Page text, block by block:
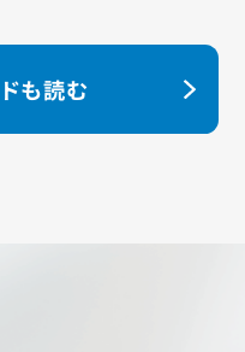
も読む